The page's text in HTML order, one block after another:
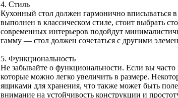
4. Стиль
Кухонный стол должен гармонично вписываться
выполнен в классическом стиле, стоит выбрать
современных интерьеров подойдут
гамму — стол должен сочетаться с другими
5. Функциональность
Не забывайте о функциональности. Если вы
которые можно легко увеличить в размере.
ящиками для хранения, что также может быть
внимание на устойчивость конструкции и